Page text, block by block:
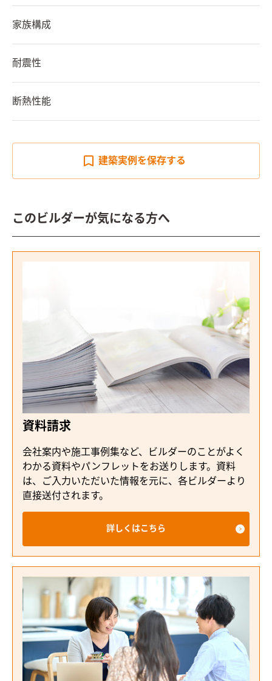
家族構成
耐震性
断熱性能
建築実例を保存する
このビルダーが気になる方へ
資料請求
会社案内や施工事例集など、ビルダーのことがよく
わかる資料やパンフレットをお送りします。資料
は、ご入力いただいた情報を元に、各ビルダーより
直接送付されます。
詳しくはこちら